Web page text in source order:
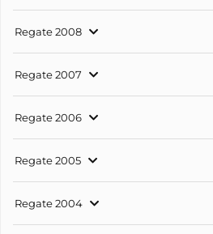
Regate 2008
Regate 2007
Regate 2006
Regate 2005
Regate 2004